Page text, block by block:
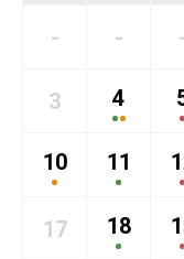
- -
3 4
10 11
17 18